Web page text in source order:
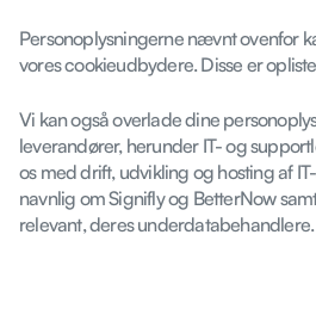
Personoplysningerne nævnt ovenfor
vores cookieudbydere. Disse er
Vi kan også overlade dine
leverandører, herunder IT- og
os med drift, udvikling og hosting af
navnlig om Signifly og BetterNow
relevant, deres underdatabehandlere.